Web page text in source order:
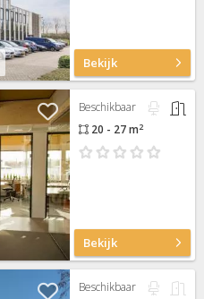
Bekijk
Beschikbaar
20 - 27 m2
Bekijk
Beschikbaar